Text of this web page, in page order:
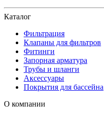
Каталог
Фильтрация
Клапаны для фильтров
Фитинги
Запорная арматура
Трубы и шланги
Аксессуары
Покрытия для бассейна
О компании